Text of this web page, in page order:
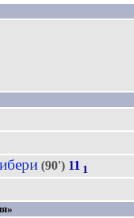
(90') 11 1